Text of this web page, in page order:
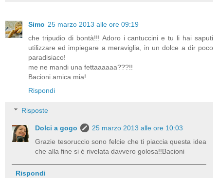
Simo 25 marzo 2013 alle ore 09:19
che tripudio di bontà!!! Adoro i cantuccini e tu li hai saputi
utilizzare ed impiegare a meraviglia, in un dolce a dir poco
paradisiaco!
me ne mandi una fettaaaaaa???!!
Bacioni amica mia!
Rispondi
Risposte
Dolci a gogo
25 marzo 2013 alle ore 10:03
Grazie tesoruccio sono felcie che ti piaccia questa idea
che alla fine si è rivelata davvero golosa!!Bacioni
Rispondi